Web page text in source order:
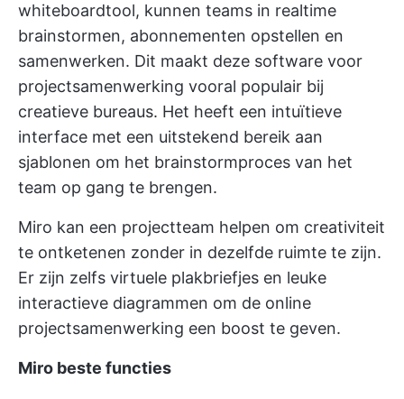
whiteboardtool, kunnen teams in realtime
brainstormen, abonnementen opstellen en
samenwerken. Dit maakt deze software voor
projectsamenwerking vooral populair bij
creatieve bureaus. Het heeft een intuïtieve
interface met een uitstekend bereik aan
sjablonen om het brainstormproces van het
team op gang te brengen.
Miro kan een projectteam helpen om creativiteit
te ontketenen zonder in dezelfde ruimte te zijn.
Er zijn zelfs virtuele plakbriefjes en leuke
interactieve diagrammen om de online
projectsamenwerking een boost te geven.
Miro beste functies